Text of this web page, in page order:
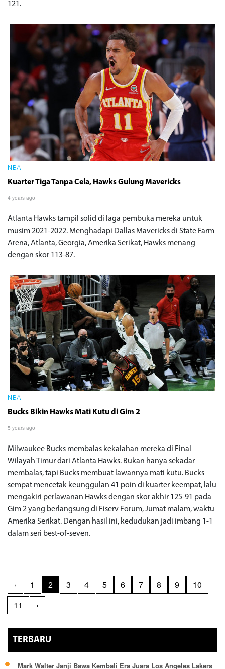
121.
NBA
Kuarter Tiga Tanpa Cela, Hawks Gulung Mavericks
4 years ago
Atlanta Hawks tampil solid di laga pembuka mereka untuk
musim 2021-2022. Menghadapi Dallas Mavericks di State Farm
Arena, Atlanta, Georgia, Amerika Serikat, Hawks menang
dengan skor 113-87.
NBA
Bucks Bikin Hawks Mati Kutu di Gim 2
5 years ago
Milwaukee Bucks membalas kekalahan mereka di Final
Wilayah Timur dari Atlanta Hawks. Bukan hanya sekadar
membalas, tapi Bucks membuat lawannya mati kutu. Bucks
sempat mencetak keunggulan 41 poin di kuarter keempat, lalu
mengakiri perlawanan Hawks dengan skor akhir 125-91 pada
Gim 2 yang berlangsung di Fiserv Forum, Jumat malam, waktu
Amerika Serikat. Dengan hasil ini, kedudukan jadi imbang 1-1
dalam seri best-of-seven.
‹ 1 2 3 4 5 6 7 8 9
10
11
›
TERBARU
Mark Walter Janji Bawa Kembali Era Juara Los Angeles Lakers